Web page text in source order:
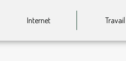
Internet Travail